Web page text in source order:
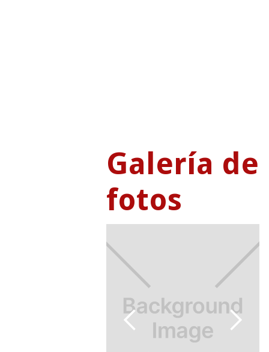
Galería de
fotos